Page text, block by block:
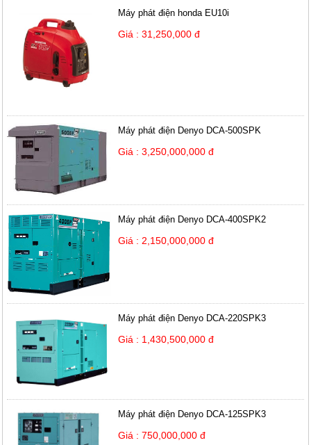
Máy phát điện honda EU10i
Giá : 31,250,000 đ
Máy phát điện Denyo DCA-500SPK
Giá : 3,250,000,000 đ
Máy phát điện Denyo DCA-400SPK2
Giá : 2,150,000,000 đ
Máy phát điện Denyo DCA-220SPK3
Giá : 1,430,500,000 đ
Máy phát điện Denyo DCA-125SPK3
Giá : 750,000,000 đ